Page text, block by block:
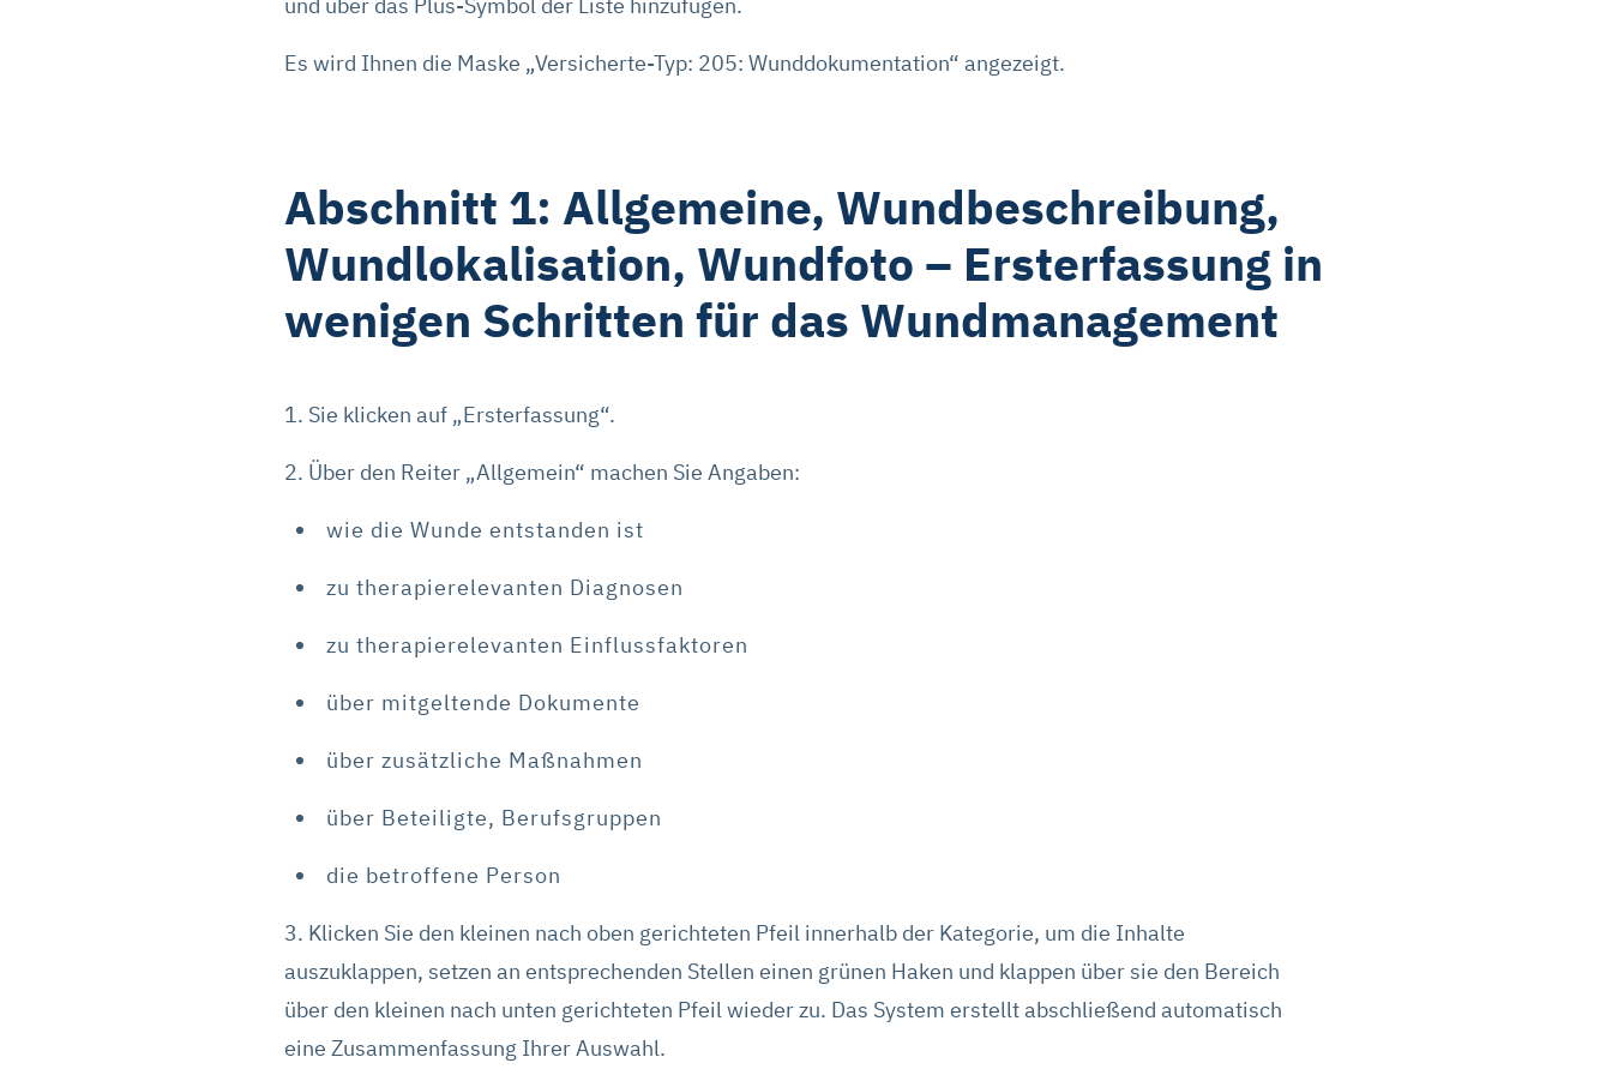
Mit „Alle Cookies ablehnen“ können Sie die Marketing- und Statistik-Cookies ablehnen. Über die Schaltflächen und
widerrufen. Weitere Informationen dazu und zu den Cookies führen wir in dieser
Datenschutzerklärung
Es wird Ihnen die Maske „Versicherte-Typ: 205: Wunddokumentation“ angezeigt.
Abschnitt 1: Allgemeine, Wundbeschreibung,
Wundlokalisation, Wundfoto – Ersterfassung in
wenigen Schritten für das Wundmanagement
1. Sie klicken auf „Ersterfassung“.
2. Über den Reiter „Allgemein“ machen Sie Angaben:
wie die Wunde entstanden ist
zu therapierelevanten Diagnosen
zu therapierelevanten Einflussfaktoren
über mitgeltende Dokumente
über zusätzliche Maßnahmen
über Beteiligte, Berufsgruppen
die betroffene Person
3. Klicken Sie den kleinen nach oben gerichteten Pfeil innerhalb der Kategorie, um die Inhalte
auszuklappen, setzen an entsprechenden Stellen einen grünen Haken und klappen über sie den Bereich
über den kleinen nach unten gerichteten Pfeil wieder zu. Das System erstellt abschließend automatisch
eine Zusammenfassung Ihrer Auswahl.